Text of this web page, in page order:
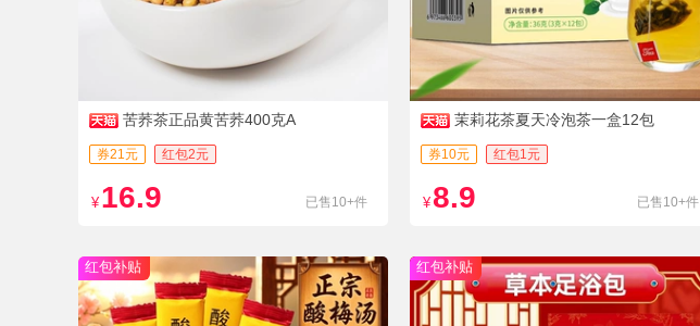
苦荞茶正品黄苦荞400克A
券21元 红包2元
¥ 16.9 已售10+件
茉莉花茶夏天冷泡茶一盒12包
券10元 红包1元
¥ 8.9 已售10+件
红包补贴 红包补贴